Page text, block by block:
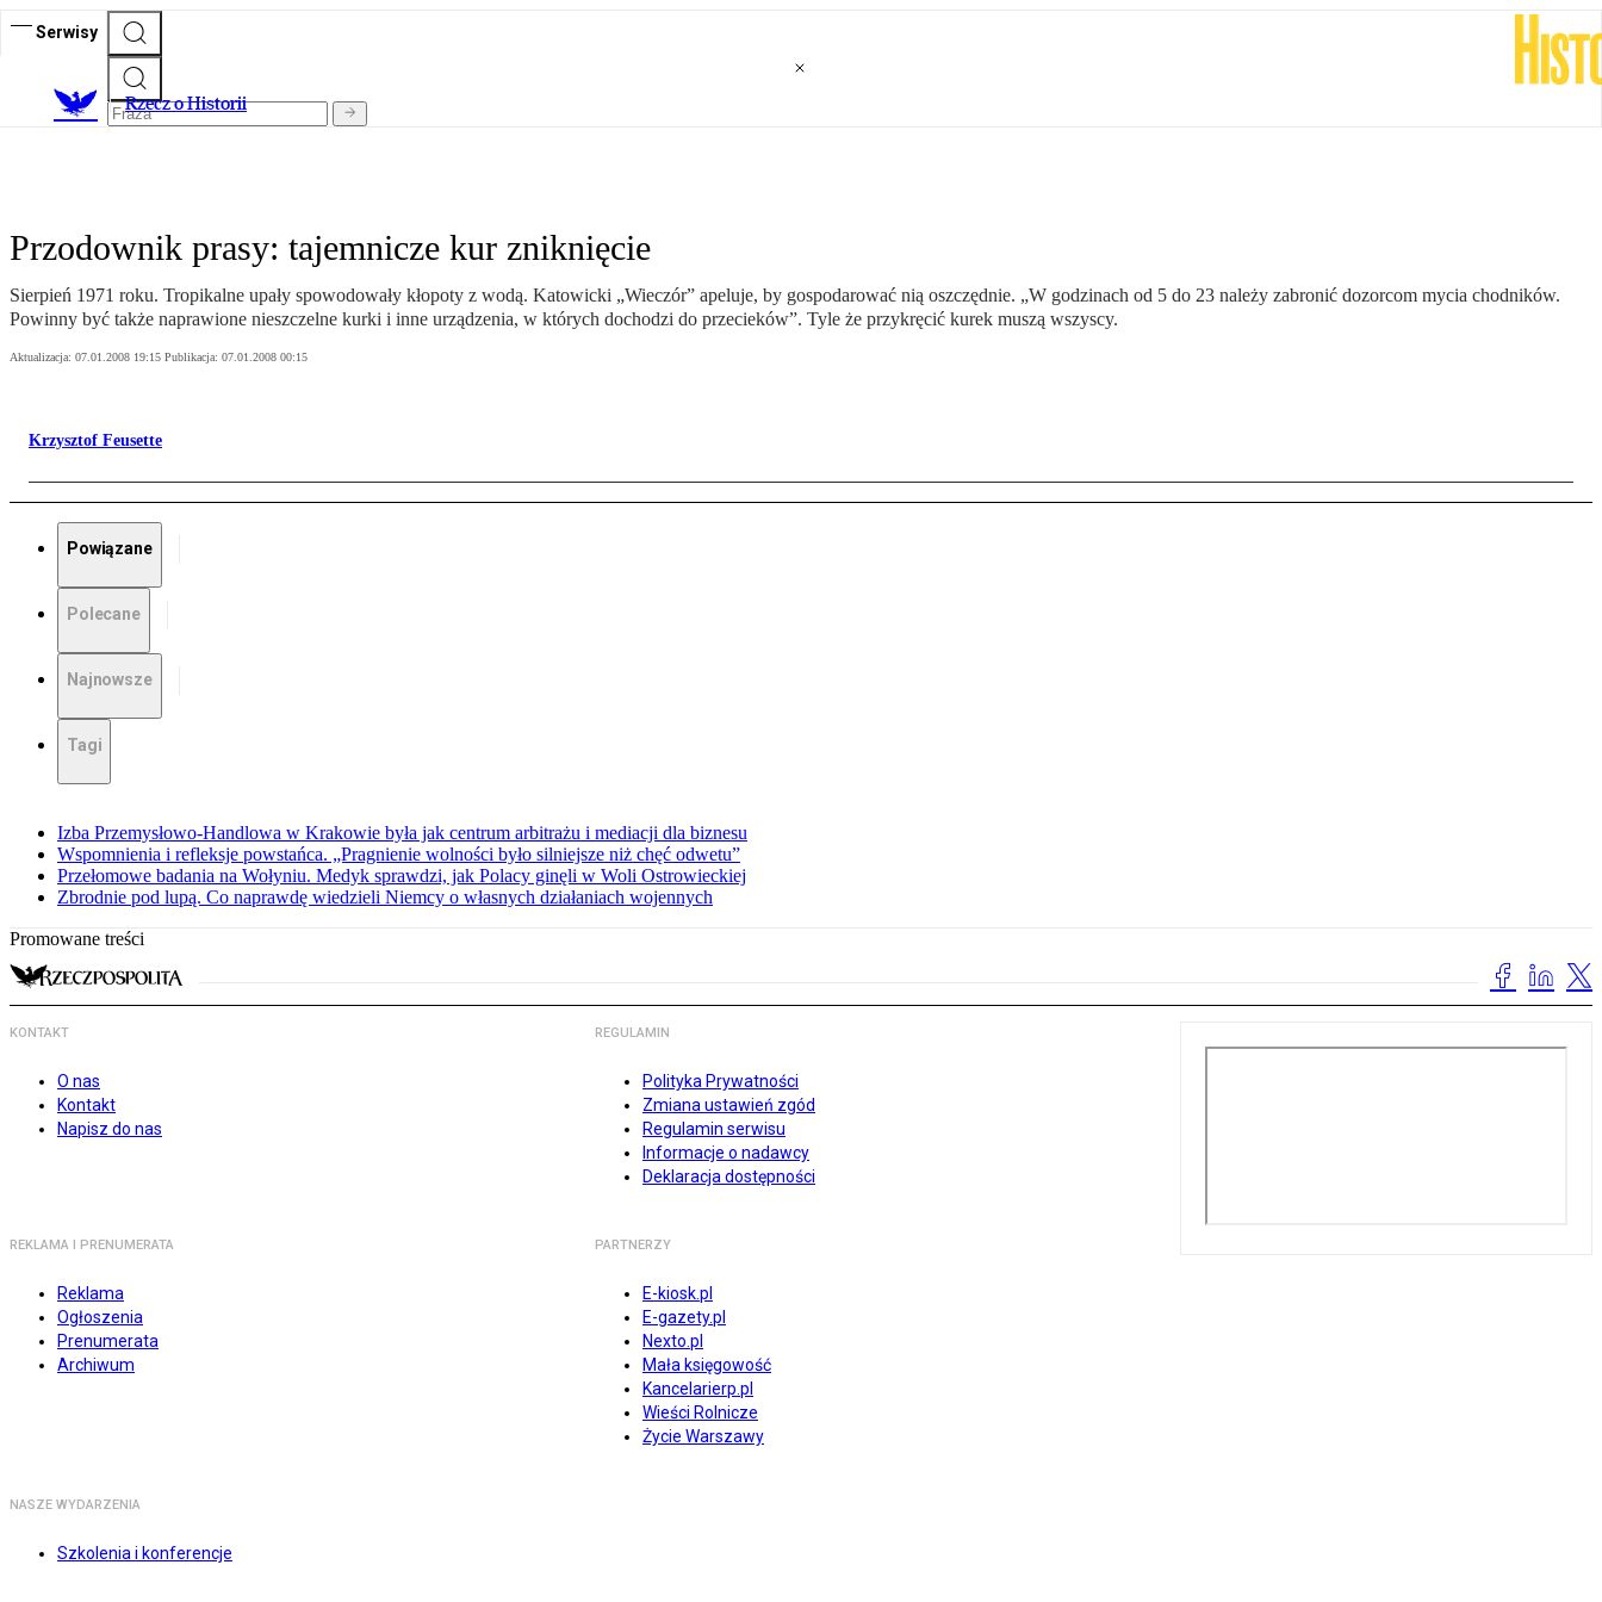
Serwisy
Rzecz o Historii
Przodownik prasy: tajemnicze kur zniknięcie
Sierpień 1971 roku. Tropikalne upały spowodowały kłopoty z wodą. Katowicki „Wieczór” apeluje, by gospodarować nią oszczędnie. „W godzinach od 5 do 23 należy zabronić dozorcom mycia chodników.
Powinny być także naprawione nieszczelne kurki i inne urządzenia, w których dochodzi do przecieków”. Tyle że przykręcić kurek muszą wszyscy.
Aktualizacja: 07.01.2008 19:15 Publikacja: 07.01.2008 00:15
Krzysztof Feusette
Powiązane
Polecane
Najnowsze
Tagi
Izba Przemysłowo-Handlowa w Krakowie była jak centrum arbitrażu i mediacji dla biznesu
Wspomnienia i refleksje powstańca. „Pragnienie wolności było silniejsze niż chęć odwetu”
Przełomowe badania na Wołyniu. Medyk sprawdzi, jak Polacy ginęli w Woli Ostrowieckiej
Zbrodnie pod lupą. Co naprawdę wiedzieli Niemcy o własnych działaniach wojennych
Promowane treści
KONTAKT
O nas
Kontakt
Napisz do nas
REGULAMIN
Polityka Prywatności
Zmiana ustawień zgód
Regulamin serwisu
Informacje o nadawcy
Deklaracja dostępności
REKLAMA I PRENUMERATA
Reklama
Ogłoszenia
Prenumerata
Archiwum
PARTNERZY
E-kiosk.pl
E-gazety.pl
Nexto.pl
Mała księgowość
Kancelarierp.pl
Wieści Rolnicze
Życie Warszawy
NASZE WYDARZENIA
Szkolenia i konferencje